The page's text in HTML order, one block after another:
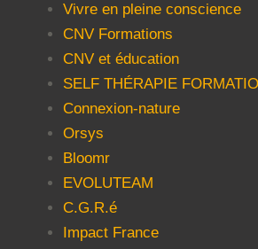
Vivre en pleine conscience
CNV Formations
CNV et éducation
SELF THÉRAPIE
Connexion-nature
Orsys
Bloomr
EVOLUTEAM
C.G.R.é
Impact France